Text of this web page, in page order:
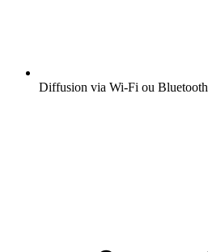
Diffusion via Wi-Fi ou Bluetooth